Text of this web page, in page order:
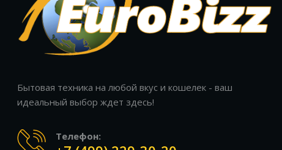
Бытовая техника на любой вкус и кошелек - ваш
идеальный выбор ждет здесь!
Телефон: